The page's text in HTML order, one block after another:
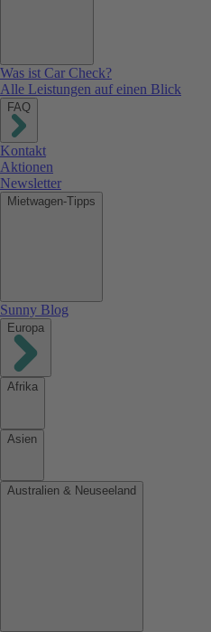
Was ist Car Check?
Alle Leistungen auf einen Blick
FAQ
Kontakt
Aktionen
Newsletter
Mietwagen-Tipps
Sunny Blog
Europa
Afrika
Asien
Australien & Neuseeland